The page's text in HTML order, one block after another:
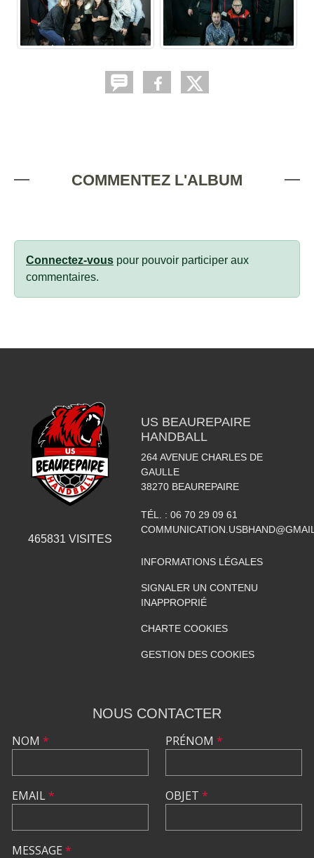
COMMENTEZ L'ALBUM
Connectez-vous pour pouvoir participer aux
commentaires.
465831 VISITES
US BEAUREPAIRE
HANDBALL
264 AVENUE CHARLES DE
GAULLE
38270 BEAUREPAIRE
TÉL. : 06 70 29 09 61
INFORMATIONS LÉGALES
SIGNALER UN CONTENU
INAPPROPRIÉ
CHARTE COOKIES
GESTION DES COOKIES
NOUS CONTACTER
NOM *
EMAIL*
PRÉNOM *
OBJET *
MESSAGE *